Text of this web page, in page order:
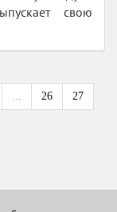
свою
... 26 27